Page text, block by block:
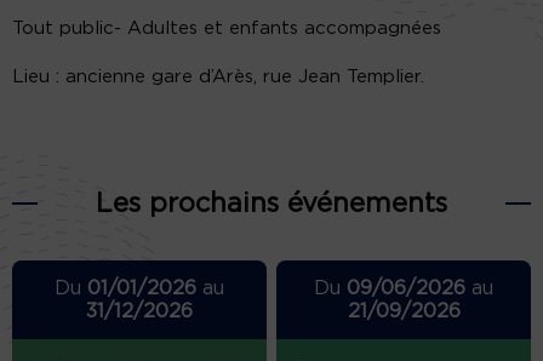
Tout public- Adultes et enfants accompagnées
Lieu : ancienne gare d’Arès, rue Jean Templier.
Les prochains événements
Du 01/01/2026au
31/12/2026
Du 09/06/2026 au
21/09/2026